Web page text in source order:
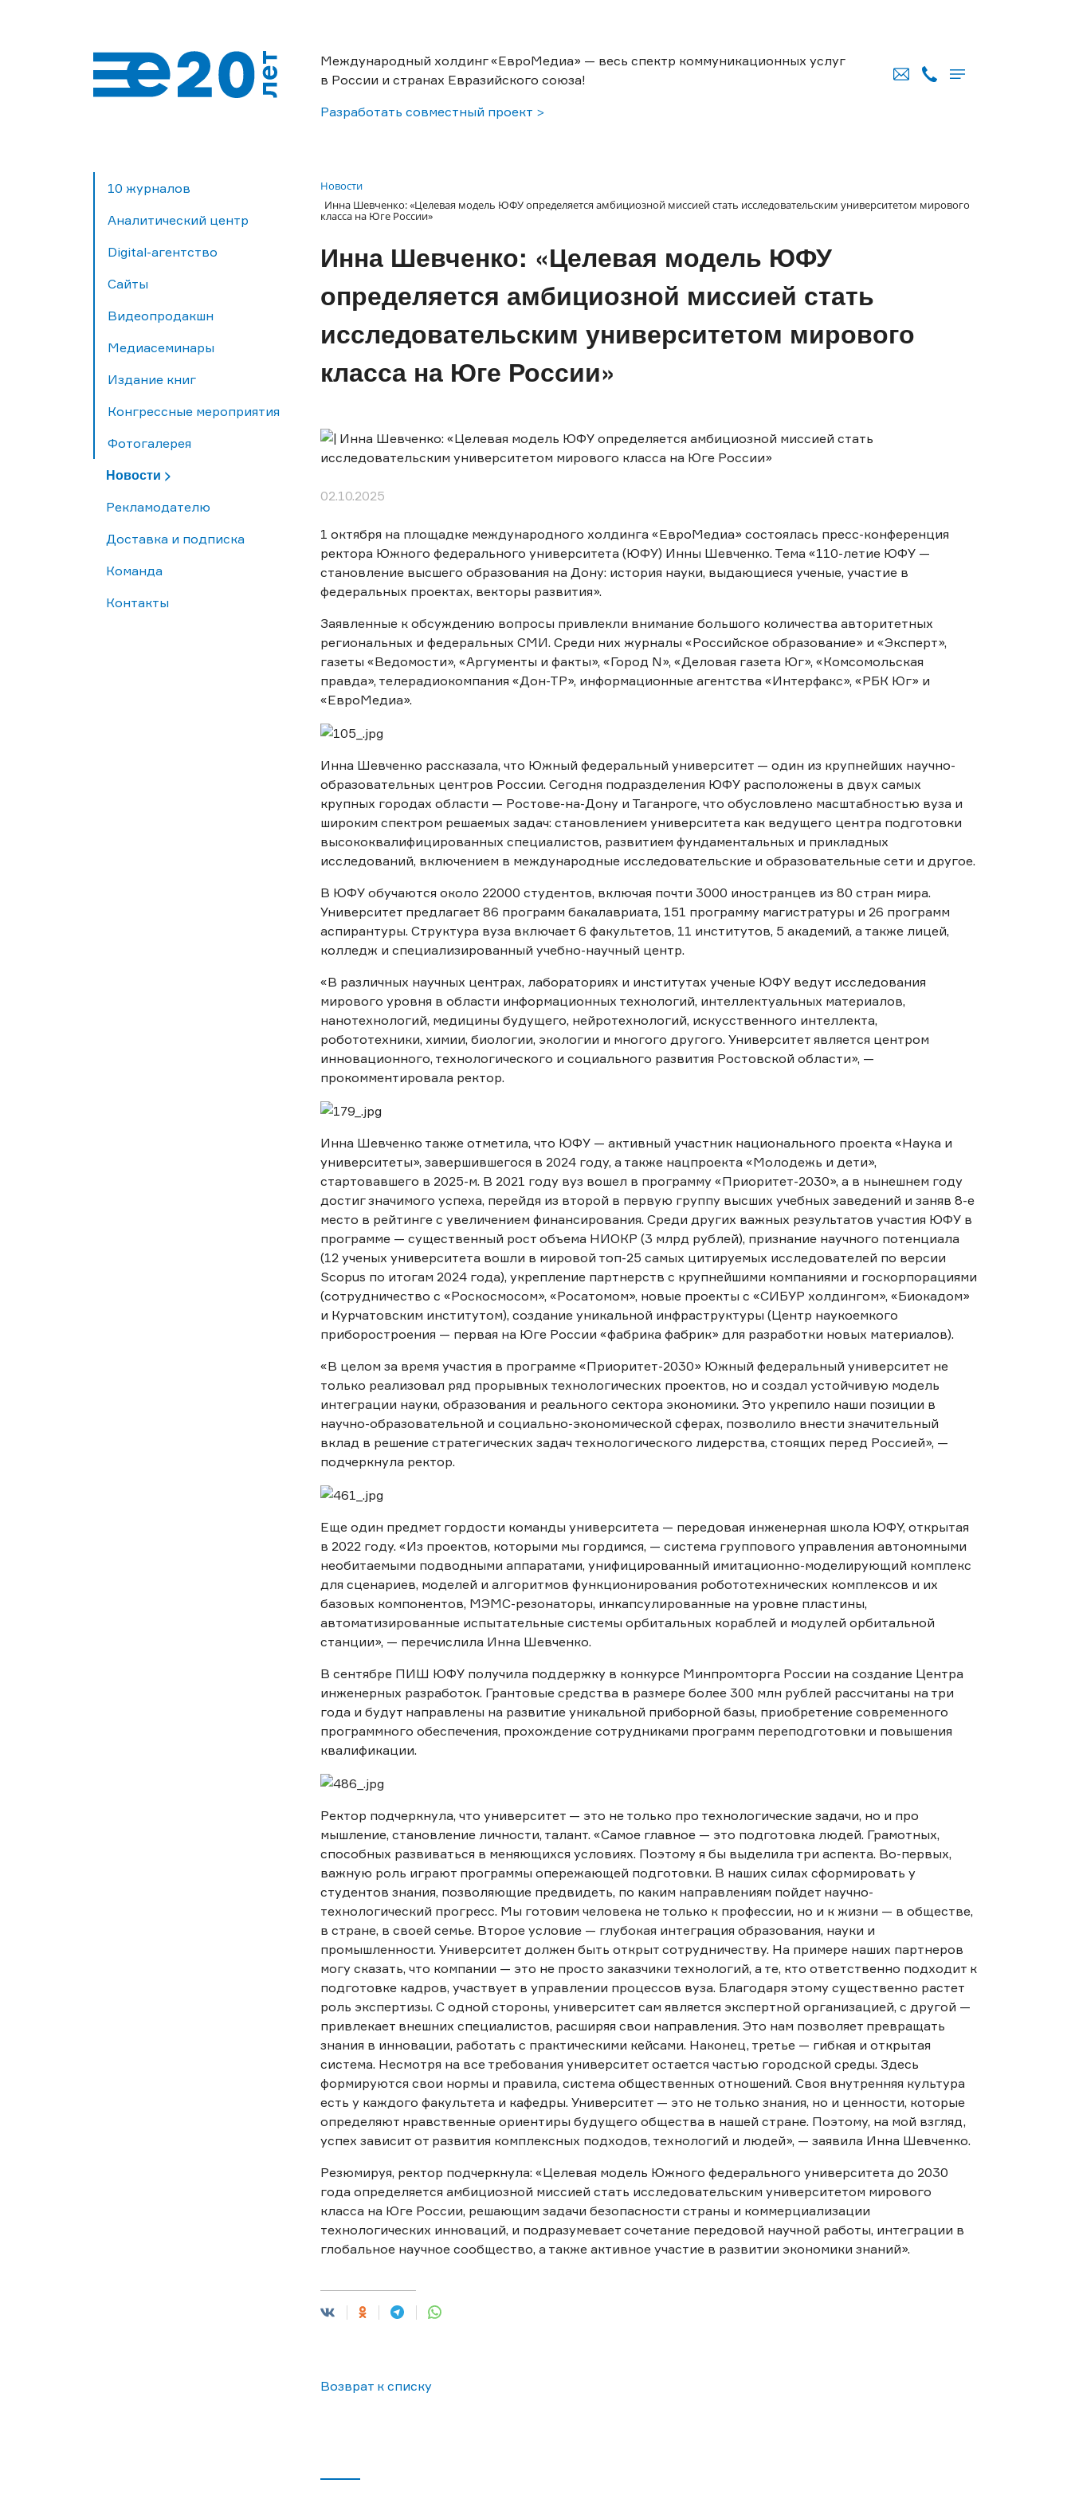
Международный холдинг «ЕвроМедиа» — весь спектр коммуникационных услуг
в России и странах Евразийского союза!
Разработать совместный проект >
10 журналов
Аналитический центр
Digital-агентство
Сайты
Видеопродакшн
Медиасеминары
Издание книг
Конгрессные мероприятия
Фотогалерея
Новости >
Рекламодателю
Доставка и подписка
Команда
Контакты
Новости
Инна Шевченко: «Целевая модель ЮФУ определяется амбициозной миссией стать исследовательским университетом мирового
класса на Юге России»
Инна Шевченко: «Целевая модель ЮФУ
определяется амбициозной миссией стать
исследовательским университетом мирового
класса на Юге России»
02.10.2025
1 октября на площадке международного холдинга «ЕвроМедиа» состоялась пресс-конференция
ректора Южного федерального университета (ЮФУ) Инны Шевченко. Тема «110-летие ЮФУ —
становление высшего образования на Дону: история науки, выдающиеся ученые, участие в
федеральных проектах, векторы развития».
Заявленные к обсуждению вопросы привлекли внимание большого количества авторитетных
региональных и федеральных СМИ. Среди них журналы «Российское образование» и «Эксперт»,
газеты «Ведомости», «Аргументы и факты», «Город N», «Деловая газета Юг», «Комсомольская
правда», телерадиокомпания «Дон-ТР», информационные агентства «Интерфакс», «РБК Юг» и
«ЕвроМедиа».
Инна Шевченко рассказала, что Южный федеральный университет — один из крупнейших научно-
образовательных центров России. Сегодня подразделения ЮФУ расположены в двух самых
крупных городах области — Ростове-на-Дону и Таганроге, что обусловлено масштабностью вуза и
широким спектром решаемых задач: становлением университета как ведущего центра подготовки
высококвалифицированных специалистов, развитием фундаментальных и прикладных
исследований, включением в международные исследовательские и образовательные сети и другое.
В ЮФУ обучаются около 22000 студентов, включая почти 3000 иностранцев из 80 стран мира.
Университет предлагает 86 программ бакалавриата, 151 программу магистратуры и 26 программ
аспирантуры. Структура вуза включает 6 факультетов, 11 институтов, 5 академий, а также лицей,
колледж и специализированный учебно-научный центр.
«В различных научных центрах, лабораториях и институтах ученые ЮФУ ведут исследования
мирового уровня в области информационных технологий, интеллектуальных материалов,
нанотехнологий, медицины будущего, нейротехнологий, искусственного интеллекта,
робототехники, химии, биологии, экологии и многого другого. Университет является центром
инновационного, технологического и социального развития Ростовской области», —
прокомментировала ректор.
Инна Шевченко также отметила, что ЮФУ — активный участник национального проекта «Наука и
университеты», завершившегося в 2024 году, а также нацпроекта «Молодежь и дети»,
стартовавшего в 2025-м. В 2021 году вуз вошел в программу «Приоритет-2030», а в нынешнем году
достиг значимого успеха, перейдя из второй в первую группу высших учебных заведений и заняв 8-е
место в рейтинге с увеличением финансирования. Среди других важных результатов участия ЮФУ в
программе — существенный рост объема НИОКР (3 млрд рублей), признание научного потенциала
(12 ученых университета вошли в мировой топ-25 самых цитируемых исследователей по версии
Scopus по итогам 2024 года), укрепление партнерств с крупнейшими компаниями и госкорпорациями
(сотрудничество с «Роскосмосом», «Росатомом», новые проекты с «СИБУР холдингом», «Биокадом»
и Курчатовским институтом), создание уникальной инфраструктуры (Центр наукоемкого
приборостроения — первая на Юге России «фабрика фабрик» для разработки новых материалов).
«В целом за время участия в программе «Приоритет-2030» Южный федеральный университет не
только реализовал ряд прорывных технологических проектов, но и создал устойчивую модель
интеграции науки, образования и реального сектора экономики. Это укрепило наши позиции в
научно-образовательной и социально-экономической сферах, позволило внести значительный
вклад в решение стратегических задач технологического лидерства, стоящих перед Россией», —
подчеркнула ректор.
Еще один предмет гордости команды университета — передовая инженерная школа ЮФУ, открытая
в 2022 году. «Из проектов, которыми мы гордимся, — система группового управления автономными
необитаемыми подводными аппаратами, унифицированный имитационно-моделирующий комплекс
для сценариев, моделей и алгоритмов функционирования робототехнических комплексов и их
базовых компонентов, МЭМС-резонаторы, инкапсулированные на уровне пластины,
автоматизированные испытательные системы орбитальных кораблей и модулей орбитальной
станции», — перечислила Инна Шевченко.
В сентябре ПИШ ЮФУ получила поддержку в конкурсе Минпромторга России на создание Центра
инженерных разработок. Грантовые средства в размере более 300 млн рублей рассчитаны на три
года и будут направлены на развитие уникальной приборной базы, приобретение современного
программного обеспечения, прохождение сотрудниками программ переподготовки и повышения
квалификации.
Ректор подчеркнула, что университет — это не только про технологические задачи, но и про
мышление, становление личности, талант. «Самое главное — это подготовка людей. Грамотных,
способных развиваться в меняющихся условиях. Поэтому я бы выделила три аспекта. Во-первых,
важную роль играют программы опережающей подготовки. В наших силах сформировать у
студентов знания, позволяющие предвидеть, по каким направлениям пойдет научно-
технологический прогресс. Мы готовим человека не только к профессии, но и к жизни — в обществе,
в стране, в своей семье. Второе условие — глубокая интеграция образования, науки и
промышленности. Университет должен быть открыт сотрудничеству. На примере наших партнеров
могу сказать, что компании — это не просто заказчики технологий, а те, кто ответственно подходит к
подготовке кадров, участвует в управлении процессов вуза. Благодаря этому существенно растет
роль экспертизы. С одной стороны, университет сам является экспертной организацией, с другой —
привлекает внешних специалистов, расширяя свои направления. Это нам позволяет превращать
знания в инновации, работать с практическими кейсами. Наконец, третье — гибкая и открытая
система. Несмотря на все требования университет остается частью городской среды. Здесь
формируются свои нормы и правила, система общественных отношений. Своя внутренняя культура
есть у каждого факультета и кафедры. Университет — это не только знания, но и ценности, которые
определяют нравственные ориентиры будущего общества в нашей стране. Поэтому, на мой взгляд,
успех зависит от развития комплексных подходов, технологий и людей», — заявила Инна Шевченко.
Резюмируя, ректор подчеркнула: «Целевая модель Южного федерального университета до 2030
года определяется амбициозной миссией стать исследовательским университетом мирового
класса на Юге России, решающим задачи безопасности страны и коммерциализации
технологических инноваций, и подразумевает сочетание передовой научной работы, интеграции в
глобальное научное сообщество, а также активное участие в развитии экономики знаний».
Возврат к списку